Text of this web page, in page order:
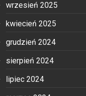
wrzesień 2025
kwiecień 2025
grudzień 2024
sierpień 2024
lipiec 2024